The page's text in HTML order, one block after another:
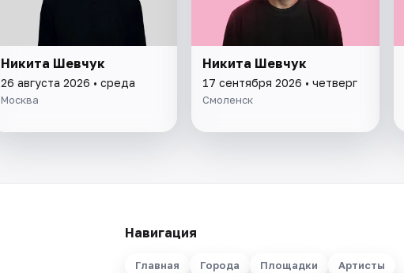
Никита Шевчук
26 августа 2026 • среда
Москва
Никита Шевчук
17 сентября 2026 • четверг
Смоленск
Навигация
Главная Города Площадки Артисты